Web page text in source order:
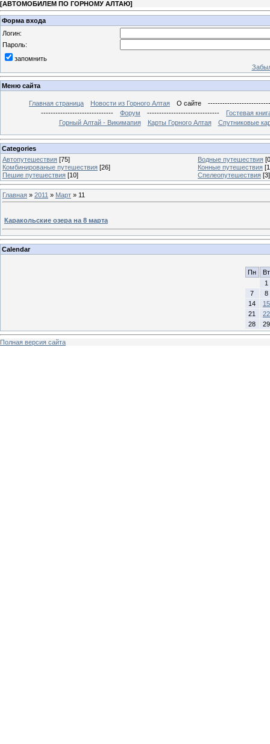
[АВТОМОБИЛЕМ ПО ГОРНОМУ АЛТАЮ]
Форма входа
Логин:
Пароль:
запомнить
Меню сайта
Главная страница Новости из Горного Алтая О сайте
------------------------------
Форум ------------------------------
Гостевая
Горный Алтай - Викимапия
Карты Горного Алтая Спутниковые
Categories
Автопутешествия [75] Водные путешествия
Комбинированые путешествия [26] Конные путешествия
Пешие путешествия [10] Спелеопутешествия [3]
Главная » 2011 » Март » 11
Каракольские озера на 8 марта
Calendar
Пн
Вт
1
7
8
14
15
21
22
28
29
Полная версия сайта